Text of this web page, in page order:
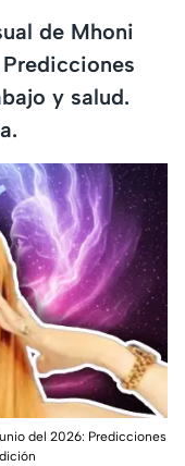
de Mhoni
y salud.
del 2026: Predicciones